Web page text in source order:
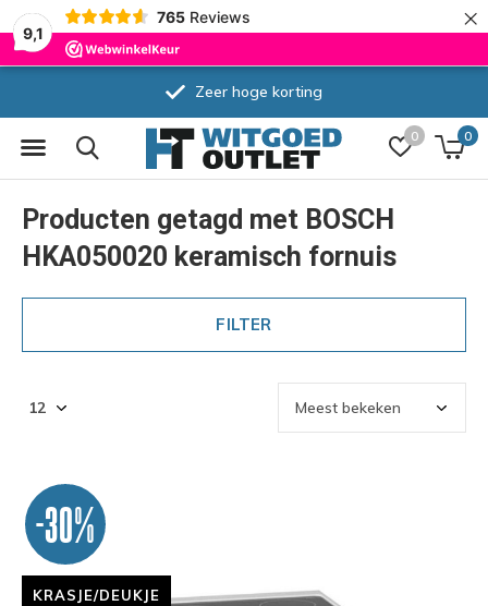
9,1
765 Reviews ×
0 0
Zeer hoge korting
Producten getagd met BOSCH
HKA050020 keramisch fornuis
FILTER
-30%
KRASJE/DEUKJE